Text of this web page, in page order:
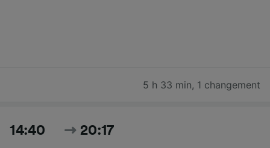
5 h 33 min, 1 changement
14:40 20:17